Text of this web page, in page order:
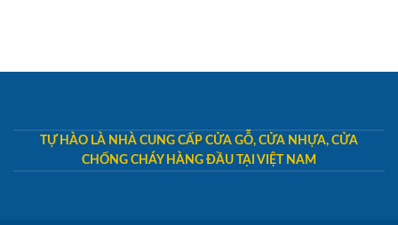
TỰ HÀO LÀ NHÀ CUNG CẤP CỬA GỖ, CỬA NHỰA, CỬA
CHỐNG CHÁY HÀNG ĐẦU TẠI VIỆT NAM